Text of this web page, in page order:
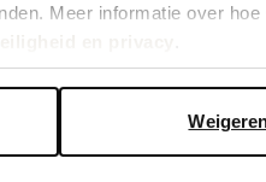
Meer informatie over hoe
Dutch